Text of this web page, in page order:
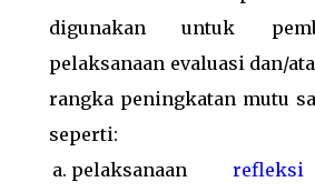
digunakan untuk
pelaksanaan evaluasi dan/
rangka peningkatan mutu
seperti:
pelaksanaan refleksi